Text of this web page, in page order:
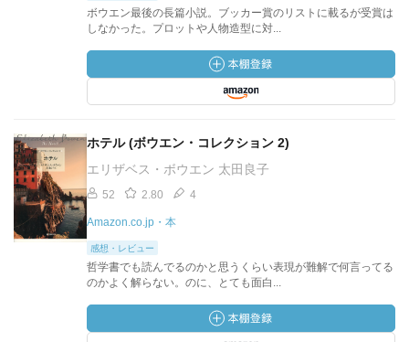
ボウエン最後の長篇小説。ブッカー賞のリストに載るが受賞は
しなかった。プロットや人物造型に対...
ホテル (ボウエン・コレクション 2)
エリザベス・ボウエン 太田良子
52 2.80 4
Amazon.co.jp・本
感想・レビュー
哲学書でも読んでるのかと思うくらい表現が難解で何言ってる
のかよく解らない。のに、とても面白...